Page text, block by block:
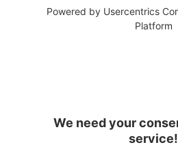
Powered by Usercentrics
Platform
We need your
service!